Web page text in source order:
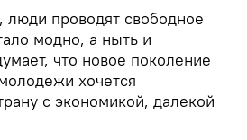
проводят свободное
модно, а ныть и
что новое поколение
хочется
с экономикой, далекой